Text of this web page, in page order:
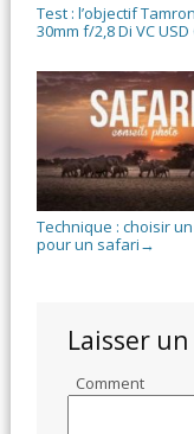
Test : l’objectif
30mm f/2,8 Di VC USD
Technique : choisir
pour un safari →
Laisser
Comment